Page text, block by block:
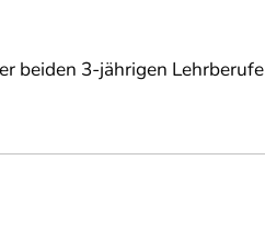
beiden 3-jährigen Lehrberufe